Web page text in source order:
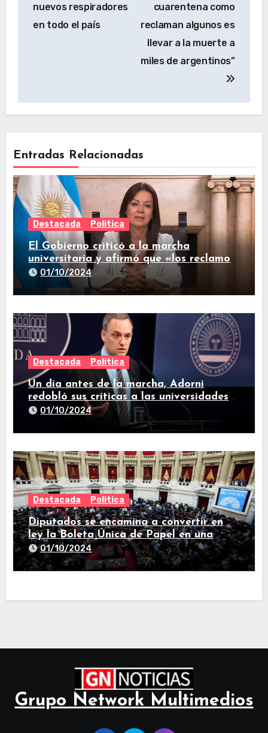
nuevos respiradores
en todo el país
cuarentena como
reclaman algunos es
llevar a la muerte a
miles de argentinos”
Entradas Relacionadas
Destacada Politica
El Gobierno criticó a la marcha
universitaria y afirmó que «los reclamos
están todos resueltos»
01/10/2024
Destacada Politica
Un día antes de la marcha, Adorni
redobló sus críticas a las universidades
nacionales
01/10/2024
Destacada Politica
Diputados se encamina a convertir en
ley la Boleta Única de Papel en una
larga sesión
01/10/2024
Grupo Network Multimedios